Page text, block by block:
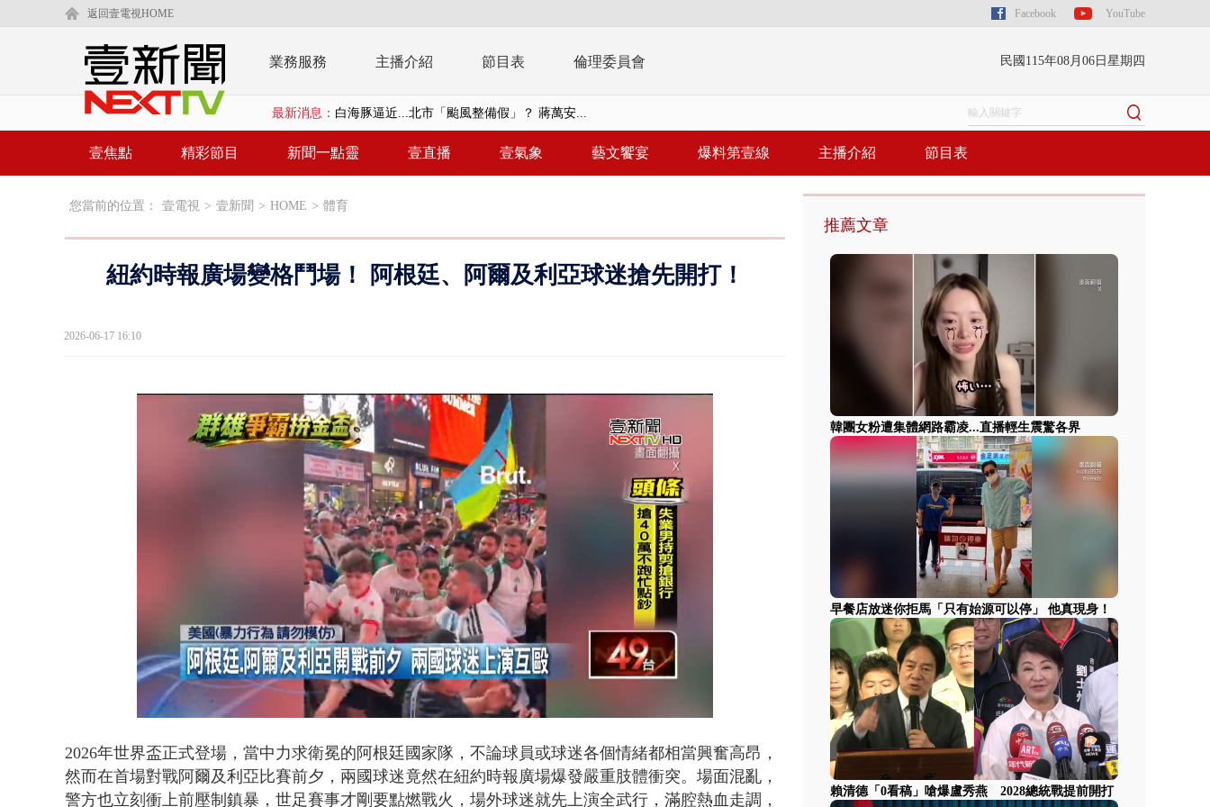
返回壹電視HOME Facebook YouTube
業務服務 主播介紹 節目表 倫理委員會 民國115年08月06日星期四
最新消息： 利慾薰心！ 美女律師涉龐大洗錢鏈 通緝港...
早餐店放迷你拒馬「只有始源可以停」 他真...
貨車鬼切釀禍 砂石車為閃避悚撞4車釀3傷
白海豚逼近...北市「颱風整備假」？ 蔣萬安...
壹焦點 精彩節目 新聞一點靈 壹直播 壹氣象 藝文饗宴 爆料第壹線 主播介紹 節目表
您當前的位置： 壹電視 > 壹新聞 > HOME > 體育
紐約時報廣場變格鬥場！ 阿根廷、阿爾及利亞球迷搶先開打！
2026-06-17 16:10
Loaded:
47.07%
2026年世界盃正式登場，當中力求衛冕的阿根廷國家隊，不論球員或球迷各個情緒都相當興奮高昂，
然而在首場對戰阿爾及利亞比賽前夕，兩國球迷竟然在紐約時報廣場爆發嚴重肢體衝突。 場面混亂，
警方也立刻衝上前壓制鎮暴， 世足賽事才剛要點燃戰火，場外球迷就先上演全武行，滿腔熱血走調，
推薦文章
韓團女粉遭集體網路霸凌...直播輕生震驚各界
早餐店放迷你拒馬「只有始源可以停」 他真現身！
賴清德「0看稿」嗆爆盧秀燕 2028總統戰提前開打